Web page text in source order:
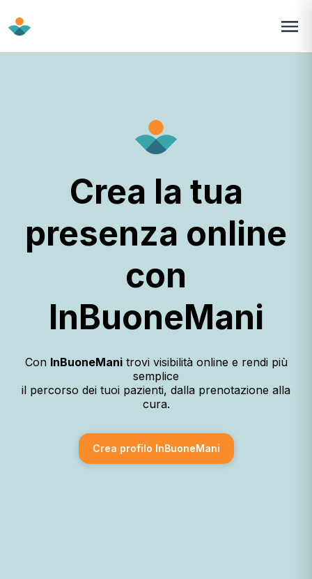
Crea la tua
presenza online
con
InBuoneMani
Con InBuoneManitrovi visibilità online e rendi più
semplice
il percorso dei tuoi pazienti, dalla prenotazione alla
cura.
Crea profilo InBuoneMani